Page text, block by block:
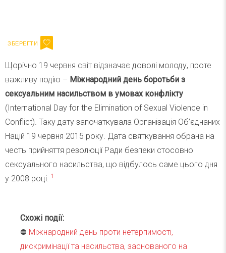
Щорічно 19 червня світ відзначає доволі молоду, проте
важливу подію – Міжнародний день боротьби з
сексуальним насильством в умовах конфлікту
(International Day for the Elimination of Sexual Violence in
Conflict). Таку дату започаткувала Організація Об’єднаних
Націй 19 червня 2015 року. Дата святкування обрана на
честь прийняття резолюції Ради безпеки стосовно
сексуального насильства, що відбулось саме цього дня
у 2008 році. 1
Схожі події:
⛔️ Міжнародний день проти нетерпимості,
дискримінації та насильства, заснованого на